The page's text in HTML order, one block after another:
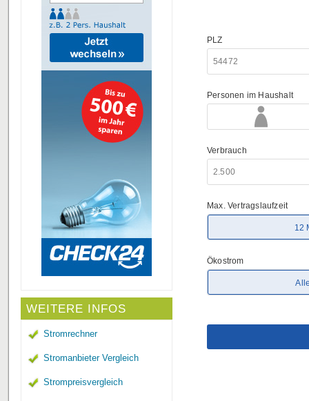
WEITERE INFOS
Stromrechner
Stromanbieter Vergleich
Strompreisvergleich